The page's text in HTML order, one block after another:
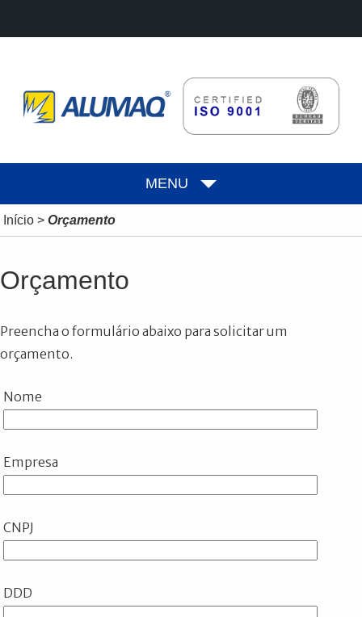
MENU
Início> Orçamento
Orçamento
Preencha o formulário abaixo para solicitar um
orçamento.
Nome
Empresa
CNPJ
DDD